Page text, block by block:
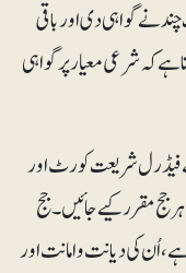
نے گواہی دی اور باقی
کہ شرعی معیار پر گواہی
شریعت کورٹ اور
جج مقرر کیے جائیں۔ جج
،اُن کی دیانت وامانت اور